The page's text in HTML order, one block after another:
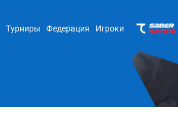
Турниры Федерация Игроки